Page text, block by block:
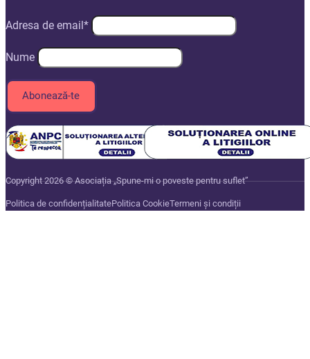
Adresa de email*
Nume
Copyright 2026 © Asociația „Spune-mi o poveste pentru suflet”
Politica de confidențialitatePolitica CookieTermeni și condiții